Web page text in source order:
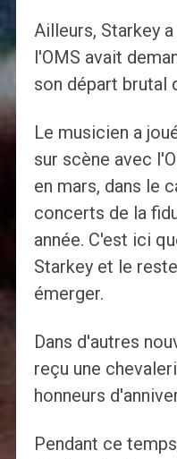
Ailleurs, Starkey
l'OMS avait
son départ brutal
Le musicien a
sur scène avec
en mars, dans le
concerts de la
année. C'est ici
Starkey et le
émerger.
Dans d'autres
reçu une
honneurs
Pendant ce